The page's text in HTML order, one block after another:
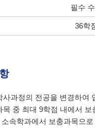
필수
36학
과정의 전공을 변경하여
중 최대 9학점 내에서
속학과에서 보충과목으